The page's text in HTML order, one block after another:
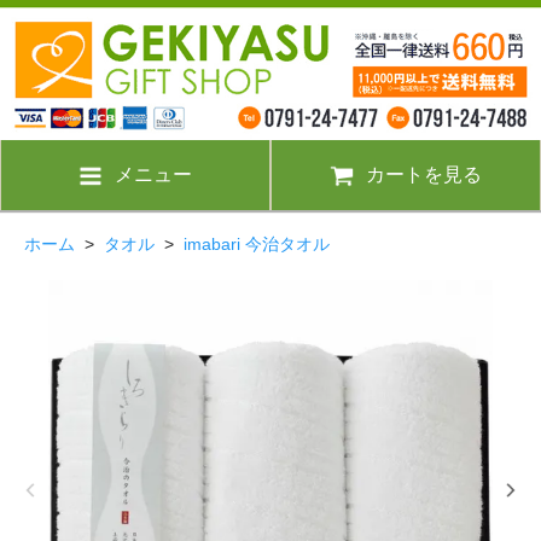
メニュー カートを見る
ホーム > タオル > imabari 今治タオル